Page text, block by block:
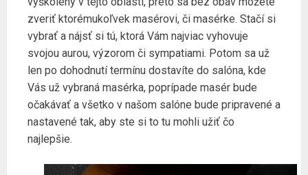
zveriť ktorémukoľvek masérovi, či masérke. Stačí si
vybrať a nájsť si tú, ktorá Vám najviac vyhovuje
svojou aurou, výzorom či sympatiami. Potom sa už
len po dohodnutí termínu dostavíte do salóna, kde
Vás už vybraná masérka, poprípade masér bude
očakávať a všetko v našom salóne bude pripravené a
nastavené tak, aby ste si to tu mohli užiť čo
najlepšie.